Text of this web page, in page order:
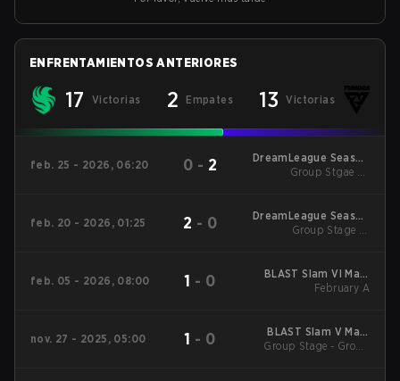
ENFRENTAMIENTOS ANTERIORES
17 Victorias 2 Empates 13 Victorias
feb. 25 - 2026, 06:20 0 - 2
DreamLeague Season
28
Group Stgae 2 -
feb. 20 - 2026, 01:25 2 - 0
DreamLeague Season
28
Group Stage 1 -
feb. 05 - 2026, 08:00 1 - 0
BLAST Slam VI Main
Tournament
February A
nov. 27 - 2025, 05:00 1 - 0
BLAST Slam V Main
Event
Group Stage - Group